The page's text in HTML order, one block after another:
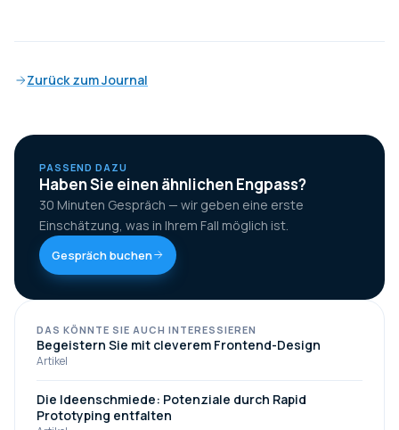
Zurück zum Journal
PASSEND DAZU
Haben Sie einen ähnlichen Engpass?
30 Minuten Gespräch — wir geben eine erste
Einschätzung, was in Ihrem Fall möglich ist.
Gespräch buchen
DAS KÖNNTE SIE AUCH INTERESSIEREN
Begeistern Sie mit cleverem Frontend-Design
Artikel
Die Ideenschmiede: Potenziale durch Rapid
Prototyping entfalten